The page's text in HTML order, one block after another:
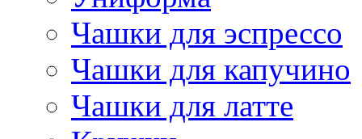
Чашки для эспрессо
Чашки для капучино
Чашки для латте